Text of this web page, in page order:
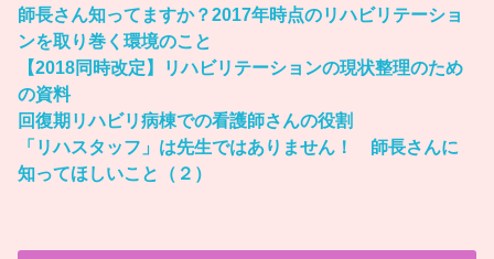
師長さん知ってますか？2017年時点のリハビリテーショ
ンを取り巻く環境のこと
【2018同時改定】リハビリテーションの現状整理のため
の資料
回復期リハビリ病棟での看護師さんの役割
「リハスタッフ」は先生ではありません！ 師長さんに
知ってほしいこと（２）